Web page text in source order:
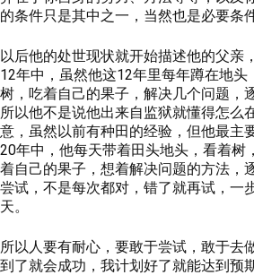
的条件只是其中之一，当然也是必要条件
以后他的处世现状就开始描述他的父亲
12年中，虽然他这12年里每年蹲在地头
树，吃着自己的果子，解决几个问题，
所以他不是说他出来自监狱就懂得怎么
意，虽然以前有种田的经验，但他最主
20年中，他每天带着田头地头，看着树
着自己的果子，想着解决问题的方法，
尝试，不是每次都对，错了就再试，一
天。
所以人要有耐心，要敢于尝试，敢于去
到了就会成功，我计划好了就能达到预